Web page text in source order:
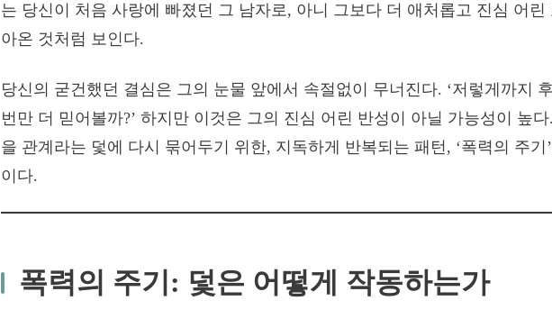
는 당신이 처음 사랑에 빠졌던 그 남자로, 아니 그보다 더 애처롭고 진심 어린
아온 것처럼 보인다.
당신의 굳건했던 결심은 그의 눈물 앞에서 속절없이 무너진다. ‘저렇게까지
번만 더 믿어볼까?’ 하지만 이것은 그의 진심 어린 반성이 아닐 가능성이 높
을 관계라는 덫에 다시 묶어두기 위한, 지독하게 반복되는 패턴, ‘폭력의 주기
이다.
폭력의 주기: 덫은 어떻게 작동하는가